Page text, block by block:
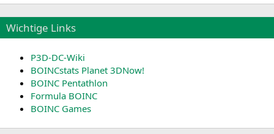
Wichtige Links
P3D-DC-Wiki
BOINCstats Planet 3DNow!
BOINC Pentathlon
Formula BOINC
BOINC Games